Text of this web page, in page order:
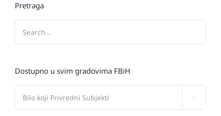
Pretraga
Dostupno u svim gradovima FBiH